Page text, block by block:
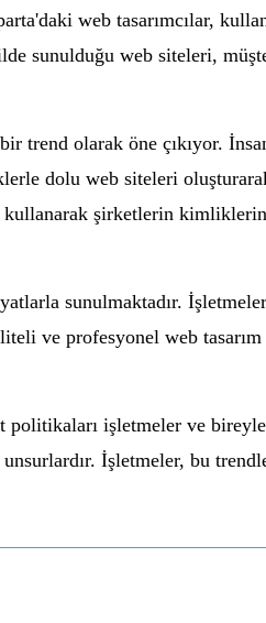
web tasarımcılar,
sunulduğu web siteleri,
bir trend olarak öne çıkıyor.
dolu web siteleri
kullanarak şirketlerin
sunulmaktadır.
ve profesyonel web
işletmeler ve
unsurlardır. İşletmeler, bu